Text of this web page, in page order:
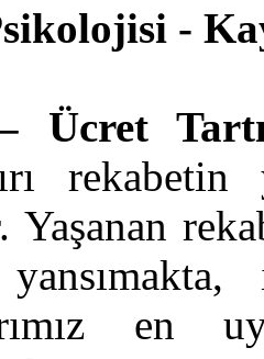
-
Ücret
rekabetin
Yaşanan
en